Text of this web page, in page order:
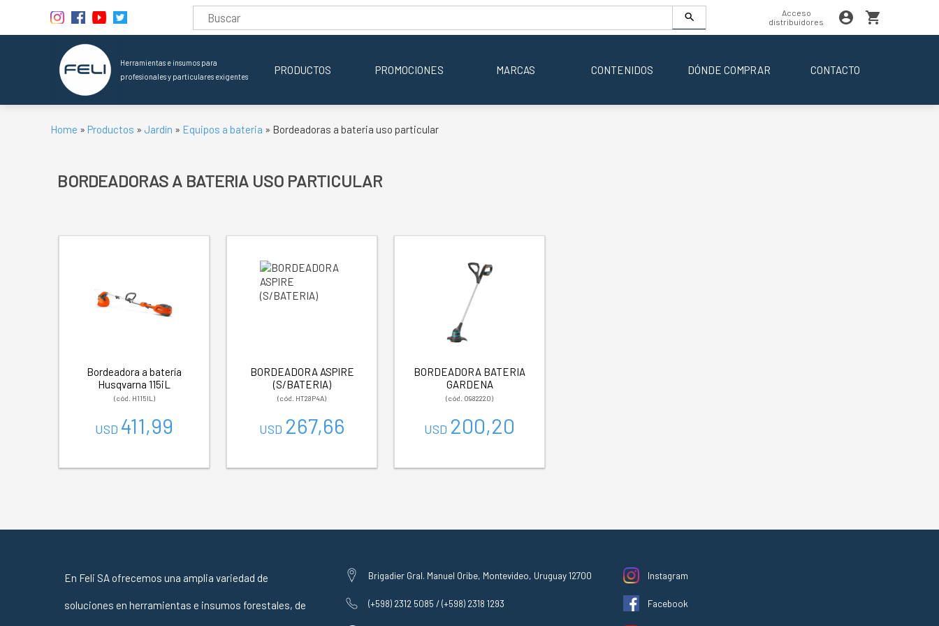
Acceso
distribuidores
Herramientas e insumos para
profesionales y particulares exigentes
PRODUCTOS PROMOCIONES MARCAS CONTENIDOS DÓNDE COMPRAR CONTACTO
Home » Productos » Jardín » Equipos a bateria » Bordeadoras a bateria uso particular
BORDEADORAS A BATERIA USO PARTICULAR
Bordeadora a batería
Husqvarna 115iL
(cód. H115IL)
USD 411,99
BORDEADORA ASPIRE
(S/BATERIA)
(cód. HT28P4A)
USD 267,66
BORDEADORA BATERIA
GARDENA
(cód. 0982220)
USD 200,20
En Feli SA ofrecemos una amplia variedad de
soluciones en herramientas e insumos forestales, de
Brigadier Gral. Manuel Oribe, Montevideo, Uruguay 12700
(+598) 2312 5085 / (+598) 2318 1293
Instagram
Facebook